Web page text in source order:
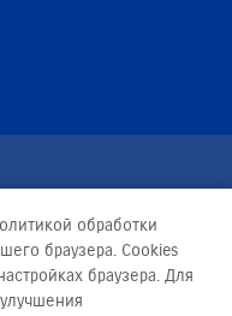
обработки
браузера. Cookies
браузера. Для